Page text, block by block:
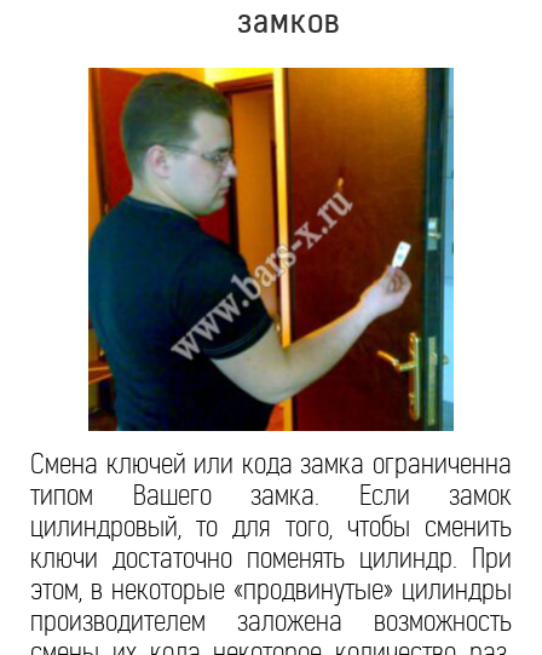
замков
Смена ключей или кода замка ограниченна
типом Вашего замка. Если замок
цилиндровый, то для того, чтобы сменить
ключи достаточно поменять цилиндр. При
этом, в некоторые «продвинутые» цилиндры
производителем заложена возможность